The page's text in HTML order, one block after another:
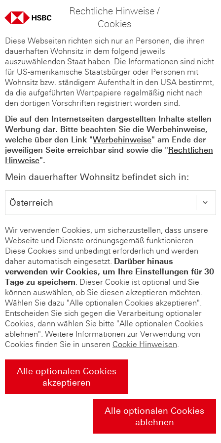
Rechtliche Hinweise /
Cookies
Diese Webseiten richten sich nur an Personen, die ihren
dauerhaften Wohnsitz in dem folgend jeweils
auszuwählenden Staat haben. Die Informationen sind nicht
für US-amerikanische Staatsbürger oder Personen mit
Wohnsitz bzw. ständigem Aufenthalt in den USA bestimmt,
da die aufgeführten Wertpapiere regelmäßig nicht nach
den dortigen Vorschriften registriert worden sind.
Die auf den Internetseiten dargestellten Inhalte stellen
Werbung dar. Bitte beachten Sie die Werbehinweise,
welche über den Link "Werbehinweise" am Ende der
jeweiligen Seite erreichbar sind sowie die "Rechtlichen
Hinweise".
Mein dauerhafter Wohnsitz befindet sich in:
Wir verwenden Cookies, um sicherzustellen, dass unsere
Webseite und Dienste ordnungsgemäß funktionieren.
Diese Cookies sind unbedingt erforderlich und werden
daher automatisch eingesetzt. Darüber hinaus
verwenden wir Cookies, um Ihre Einstellungen für 30
Tage zu speichern. Dieser Cookie ist optional und Sie
können auswählen, ob Sie diesen akzeptieren möchten.
Wählen Sie dazu "Alle optionalen Cookies akzeptieren".
Entscheiden Sie sich gegen die Verarbeitung optionaler
Cookies, dann wählen Sie bitte "Alle optionalen Cookies
ablehnen". Weitere Informationen zur Verwendung von
Cookies finden Sie in unseren Cookie Hinweisen.
Alle optionalen Cookies
akzeptieren
Alle optionalen Cookies
ablehnen